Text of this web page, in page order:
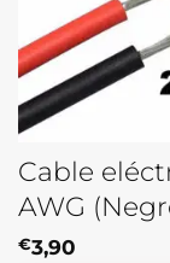
Cable
AWG
€3,90